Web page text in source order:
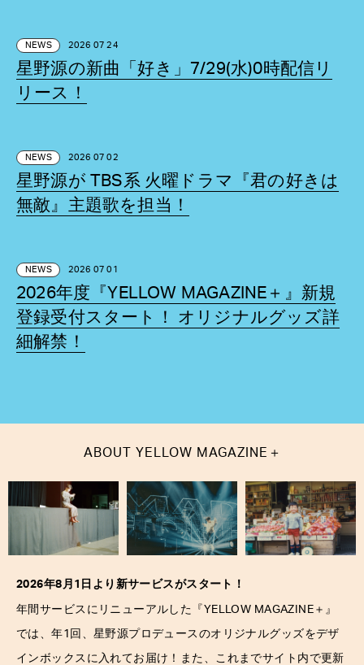
NEWS 2026 07 24
星野源の新曲「好き」7/29(水)0時配信リ
リース！
NEWS 2026 07 02
星野源が TBS系 火曜ドラマ『君の好きは
無敵』主題歌を担当！
NEWS 2026 07 01
2026年度『YELLOW MAGAZINE＋』新規
登録受付スタート！ オリジナルグッズ詳
細解禁！
ABOUT YELLOW MAGAZINE ＋
2026年8月1日より新サービスがスタート！
年間サービスにリニューアルした『YELLOW MAGAZINE ＋ 』
では、年1回、星野源プロデュースのオリジナルグッズをデザ
インボックスに入れてお届け！また、これまでサイト内で更新